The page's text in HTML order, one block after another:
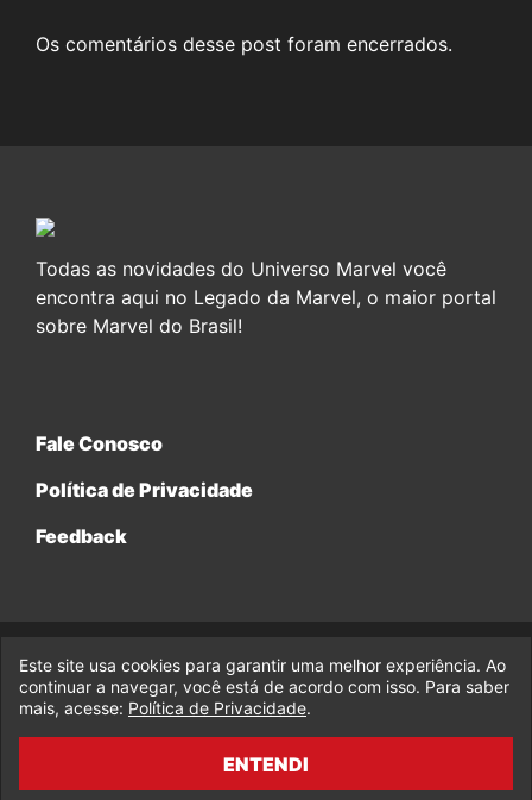
Os comentários desse post foram encerrados.
Todas as novidades do Universo Marvel você
encontra aqui no Legado da Marvel, o maior portal
sobre Marvel do Brasil!
Fale Conosco
Política de Privacidade
Feedback
© 2017-2026 Legado da Marvel, uma empresa da Legado
Enterprises.
fabiolobo
Este site usa cookies para garantir uma melhor experiência. Ao
continuar a navegar, você está de acordo com isso. Para saber
mais, acesse: Política de Privacidade.
ENTENDI